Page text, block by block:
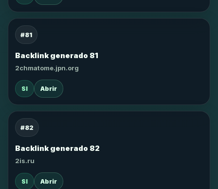
#81
Backlink generado 81
2chmatome.jpn.org
SI Abrir
#82
Backlink generado 82
2is.ru
SI Abrir